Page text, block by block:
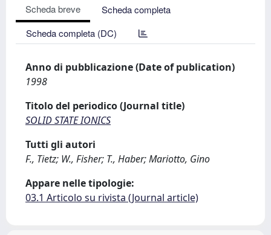
Scheda breve
Scheda completa
Scheda completa (DC)
Anno di pubblicazione (Date of publication)
1998
Titolo del periodico (Journal title)
SOLID STATE IONICS
Tutti gli autori
F., Tietz; W., Fisher; T., Haber; Mariotto, Gino
Appare nelle tipologie:
03.1 Articolo su rivista (Journal article)